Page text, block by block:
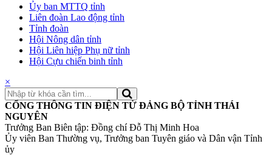
Ủy ban MTTQ tỉnh
Liên đoàn Lao động tỉnh
Tỉnh đoàn
Hội Nông dân tỉnh
Hội Liên hiệp Phụ nữ tỉnh
Hội Cựu chiến binh tỉnh
×
CỔNG THÔNG TIN ĐIỆN TỬ ĐẢNG BỘ TỈNH THÁI
NGUYÊN
Trưởng Ban Biên tập: Đồng chí Đỗ Thị Minh Hoa
Ủy viên Ban Thường vụ, Trưởng ban Tuyên giáo và Dân vận Tỉnh
ủy